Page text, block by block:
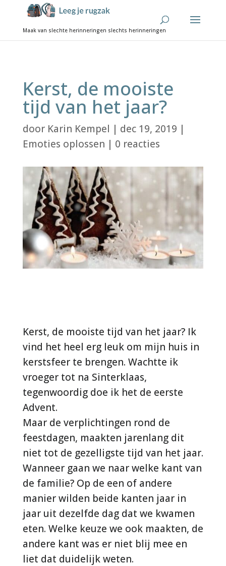
Kerst, de mooiste
tijd van het jaar?
door Karin Kempel | dec 19, 2019 |
Emoties oplossen | 0 reacties
Kerst, de mooiste tijd van het jaar? Ik
vind het heel erg leuk om mijn huis in
kerstsfeer te brengen. Wachtte ik
vroeger tot na Sinterklaas,
tegenwoordig doe ik het de eerste
Advent.
Maar de verplichtingen rond de
feestdagen, maakten jarenlang dit
niet tot de gezelligste tijd van het jaar.
Wanneer gaan we naar welke kant van
de familie? Op de een of andere
manier wilden beide kanten jaar in
jaar uit dezelfde dag dat we kwamen
eten. Welke keuze we ook maakten, de
andere kant was er niet blij mee en
liet dat duidelijk weten.